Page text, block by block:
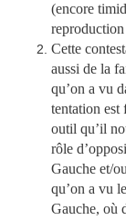
(encore
Cette
aussi de la
qu’on a vu
tentation
outil qu’il
rôle
Gauche et/
qu’on a vu
Gauche, où